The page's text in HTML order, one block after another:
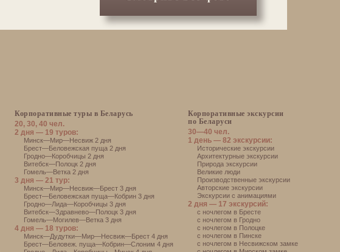
Корпоративные туры в Беларусь
20, 30, 40 чел.
2 дня — 19 туров:
Минск—Мир—Несвиж 2 дня
Брест—Беловежская пуща 2 дня
Гродно—Коробчицы 2 дня
Витебск—Полоцк 2 дня
Гомель—Ветка 2 дня
3 дня — 21 тур:
Минск—Мир—Несвиж—Брест 3 дня
Брест—Беловежская пуща—Кобрин 3 дня
Гродно—Лида—Коробчицы 3 дня
Витебск—Здравнево—Полоцк 3 дня
Гомель—Могилев—Ветка 3 дня
4 дня — 18 туров:
Минск—Дудутки—Мир—Несвиж—Брест 4 дня
Брест—Беловеж. пуща—Кобрин—Слоним 4 дня
Корпоративные экскурсии
по Беларуси
30—40 чел.
1 день — 82 экскурсии:
Исторические экскурсии
Архитектурные экскурсии
Природа экскурсии
Великие люди
Производственные экскурсии
Авторские экскурсии
Экскурсии с анимациями
2 дня — 17 экскурсий:
с ночлегом в Бресте
с ночлегом в Гродно
с ночлегом в Полоцке
с ночлегом в Пинске
с ночлегом в Несвижском замке